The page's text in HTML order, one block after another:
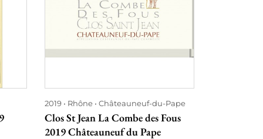
2019 Rhône Châteauneuf-du-Pape
Clos St Jean La Combe des Fous
2019 Châteauneuf du Pape